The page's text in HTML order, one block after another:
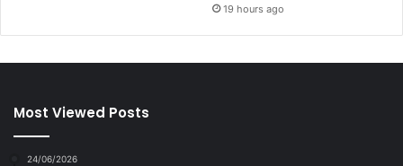
19 hours ago
Most Viewed Posts
24/06/2026